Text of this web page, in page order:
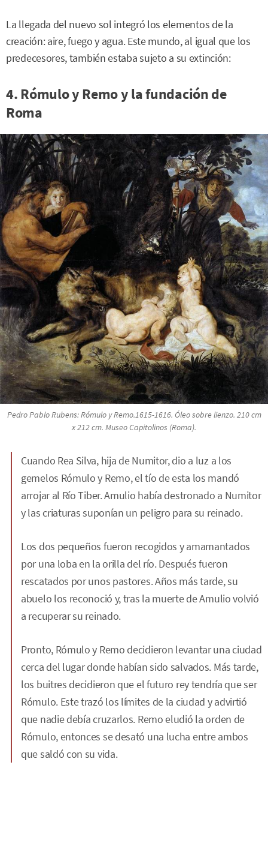
La llegada del nuevo sol integró los elementos de la
creación: aire, fuego y agua. Este mundo, al igual que los
predecesores, también estaba sujeto a su extinción:
4. Rómulo y Remo y la fundación de
Roma
Pedro Pablo Rubens:Rómulo y Remo.1615-1616. Óleo sobre lienzo. 210 cm
x 212 cm. Museo Capitolinos (Roma).
Cuando Rea Silva, hija de Numitor, dio a luz a los
gemelos Rómulo y Remo, el tío de esta los mandó
arrojar al Río Tiber. Amulio había destronado a Numitor
y las criaturas suponían un peligro para su reinado.
Los dos pequeños fueron recogidos y amamantados
por una loba en la orilla del río. Después fueron
rescatados por unos pastores. Años más tarde, su
abuelo los reconoció y, tras la muerte de Amulio volvió
a recuperar su reinado.
Pronto, Rómulo y Remo decidieron levantar una ciudad
cerca del lugar donde habían sido salvados. Más tarde,
los buitres decidieron que el futuro rey tendría que ser
Rómulo. Este trazó los límites de la ciudad y advirtió
que nadie debía cruzarlos. Remo eludió la orden de
Rómulo, entonces se desató una lucha entre ambos
que saldó con su vida.